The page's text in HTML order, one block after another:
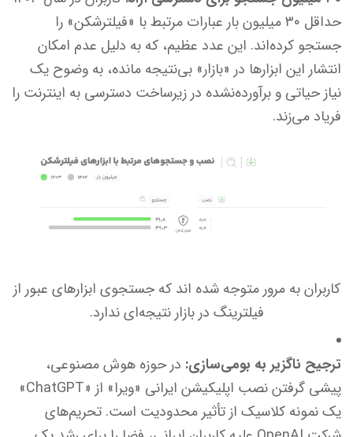
حداقل ۳۰ میلیون بار عبارات مرتبط با «فیلترشکن» را
جستجو کرده‌اند. این عدد عظیم، که به دلیل عدم امکان
انتشار این ابزارها در «بازار» بی‌نتیجه مانده، به وضوح یک
نیاز حیاتی و برآورده‌نشده در زیرساخت دسترسی به اینترنت را
فریاد می‌زند.
کاربران به مرور متوجه شده اند که جستجوی ابزارهای عبور از
فیلترینگ در بازار نتیجه‌ای ندارد.
ترجیح ناگزیر به بومی‌سازی: در حوزه هوش مصنوعی،
پیشی گرفتن نصب اپلیکیشن ایرانی «ویرا» از «ChatGPT»
یک نمونه کلاسیک از تأثیر محدودیت است. تحریم‌های